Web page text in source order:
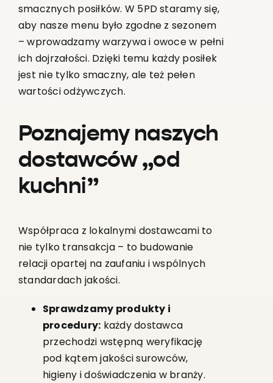
smacznych posiłków. W 5PD staramy się,
aby nasze menu było zgodne z sezonem
– wprowadzamy warzywa i owoce w pełni
ich dojrzałości. Dzięki temu każdy posiłek
jest nie tylko smaczny, ale też pełen
wartości odżywczych.
Poznajemy naszych
dostawców „od
kuchni”
Współpraca z lokalnymi dostawcami to
nie tylko transakcja – to budowanie
relacji opartej na zaufaniu i wspólnych
standardach jakości.
Sprawdzamy produkty i
procedury: każdy dostawca
przechodzi wstępną weryfikację
pod kątem jakości surowców,
higieny i doświadczenia w branży.